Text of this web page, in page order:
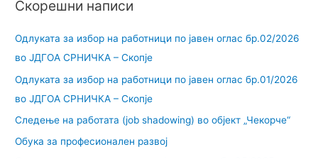
Скорешни написи
Одлуката за избор на работници по јавен оглас бр.02/2026
во ЈДГОА СРНИЧКА – Скопје
Одлуката за избор на работници по јавен оглас бр.01/2026
во ЈДГОА СРНИЧКА – Скопје
Следење на работата (job shadowing) во објект „Чекорче“
Обука за професионален развој